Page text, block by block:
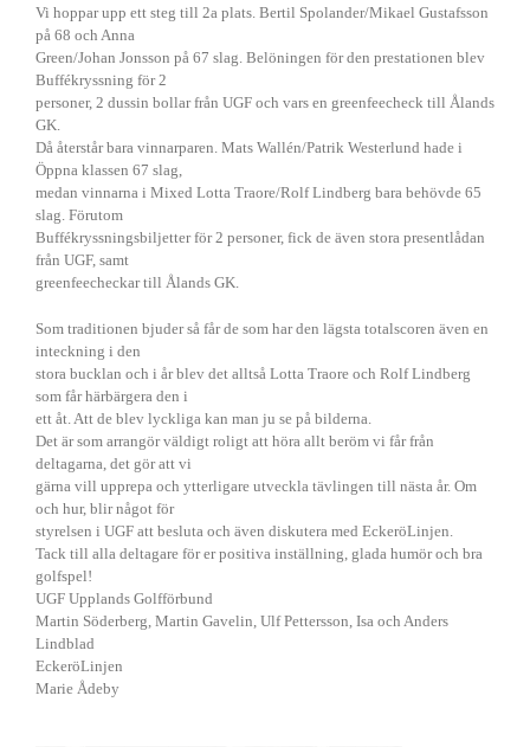
Vi hoppar upp ett steg till 2a plats. Bertil Spolander/Mikael Gustafsson
på 68 och Anna
Green/Johan Jonsson på 67 slag. Belöningen för den prestationen blev
Buffékryssning för 2
personer, 2 dussin bollar från UGF och vars en greenfeecheck till Ålands
GK.
Då återstår bara vinnarparen. Mats Wallén/Patrik Westerlund hade i
Öppna klassen 67 slag,
medan vinnarna i Mixed Lotta Traore/Rolf Lindberg bara behövde 65
slag. Förutom
Buffékryssningsbiljetter för 2 personer, fick de även stora presentlådan
från UGF, samt
greenfeecheckar till Ålands GK.
Som traditionen bjuder så får de som har den lägsta totalscoren även en
inteckning i den
stora bucklan och i år blev det alltså Lotta Traore och Rolf Lindberg
som får härbärgera den i
ett åt. Att de blev lyckliga kan man ju se på bilderna.
Det är som arrangör väldigt roligt att höra allt beröm vi får från
deltagarna, det gör att vi
gärna vill upprepa och ytterligare utveckla tävlingen till nästa år. Om
och hur, blir något för
styrelsen i UGF att besluta och även diskutera med EckeröLinjen.
Tack till alla deltagare för er positiva inställning, glada humör och bra
golfspel!
UGF Upplands Golfförbund
Martin Söderberg, Martin Gavelin, Ulf Pettersson, Isa och Anders
Lindblad
EckeröLinjen
Marie Ådeby